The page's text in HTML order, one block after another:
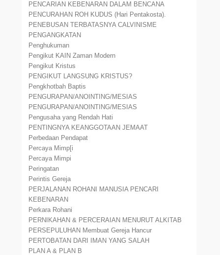
PENCARIAN KEBENARAN DALAM BENCANA
PENCURAHAN ROH KUDUS (Hari Pentakosta).
PENEBUSAN TERBATASNYA CALVINISME
PENGANGKATAN
Penghukuman
Pengikut KAIN Zaman Modern
Pengikut Kristus
PENGIKUT LANGSUNG KRISTUS?
Pengkhotbah Baptis
PENGURAPAN/ANOINTING/MESIAS
PENGURAPAN/ANOINTING/MESIAS
Pengusaha yang Rendah Hati
PENTINGNYA KEANGGOTAAN JEMAAT
Perbedaan Pendapat
Percaya Mimp[i
Percaya Mimpi
Peringatan
Perintis Gereja
PERJALANAN ROHANI MANUSIA PENCARI
KEBENARAN
Perkara Rohani
PERNIKAHAN & PERCERAIAN MENURUT ALKITAB
PERSEPULUHAN Membuat Gereja Hancur
PERTOBATAN DARI IMAN YANG SALAH
PLAN A & PLAN B